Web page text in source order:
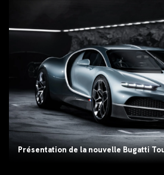
Présentation de la nouvelle Bugatti